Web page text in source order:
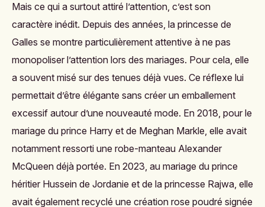
Mais ce qui a surtout attiré l’attention, c’est son
caractère inédit. Depuis des années, la princesse de
Galles se montre particulièrement attentive à ne pas
monopoliser l’attention lors des mariages. Pour cela, elle
a souvent misé sur des tenues déjà vues. Ce réflexe lui
permettait d’être élégante sans créer un emballement
excessif autour d’une nouveauté mode. En 2018, pour le
mariage du prince Harry et de Meghan Markle, elle avait
notamment ressorti une robe-manteau Alexander
McQueen déjà portée. En 2023, au mariage du prince
héritier Hussein de Jordanie et de la princesse Rajwa, elle
avait également recyclé une création rose poudré signée